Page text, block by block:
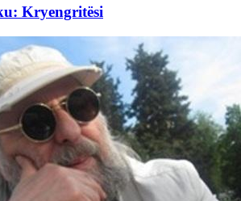
Kryengritësi